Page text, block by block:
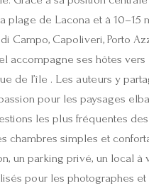
plage de Lacona et à 10–15
Campo, Capoliveri, Porto
accompagne ses hôtes
de l’île . Les auteurs y
pour les paysages
les plus fréquentes
chambres simples et
un parking privé, un local à
pour les photographes et